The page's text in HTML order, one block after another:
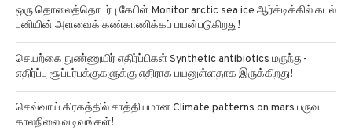
ஒரு தொலைத்தொடர்பு கேபிள் Monitor arctic sea ice ஆர்க்டிக்கில் கடல்
பனியின் அளவைக் கண்காணிக்கப் பயன்படுகிறது!
செயற்கை நுண்ணுயிர் எதிர்ப்பிகள் Synthetic antibiotics மருந்து-
எதிர்ப்பு சூப்பர்பக்குகளுக்கு எதிராக பயனுள்ளதாக இருக்கிறது!
செவ்வாய் கிரகத்தில் சாத்தியமான Climate patterns on mars பருவ
காலநிலை வடிவங்கள்!